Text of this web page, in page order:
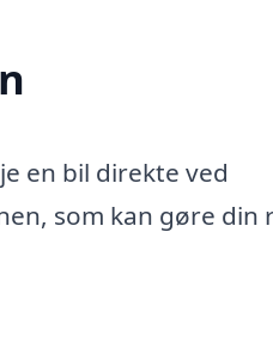
en bil direkte ved
som kan gøre din